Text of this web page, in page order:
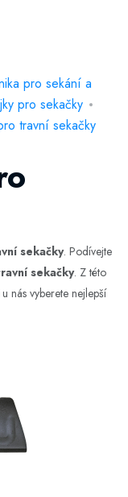
pro sekání a
pro sekačky
travní sekačky
sekačky. Podívejte
sekačky. Z této
nás vyberete nejlepší